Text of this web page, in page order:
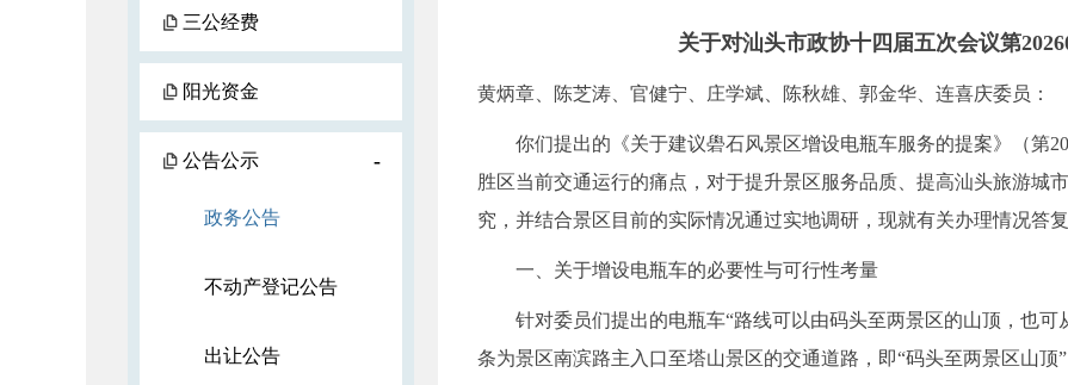
三公经费
阳光资金
公告公示 -
政务公告
不动产登记公告
出让公告
关于对汕头市政协十四届五次会议第
黄炳章、陈芝涛、官健宁、庄学斌、陈秋雄、郭金华、连喜庆委员：
你们提出的《关于建议礐石风景区增设电瓶车服务的提案》（第
胜区当前交通运行的痛点，对于提升景区服务品质、提高汕头旅游城
究，并结合景区目前的实际情况通过实地调研，现就有关办理情况答复
一、关于增设电瓶车的必要性与可行性考量
针对委员们提出的电瓶车“路线可以由码头至两景区的山顶，也可
条为景区南滨路主入口至塔山景区的交通道路，即“码头至两景区山顶